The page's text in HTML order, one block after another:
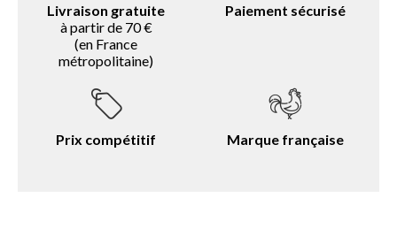
Livraison gratuite
à partir de 70 €
(en France
métropolitaine)
Paiement sécurisé
Prix compétitif Marque française